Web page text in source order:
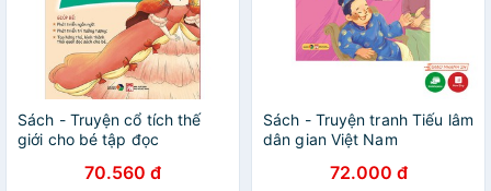
Sách - Truyện cổ tích thế
giới cho bé tập đọc
70.560 đ
Sách - Truyện tranh Tiếu lâm
dân gian Việt Nam
72.000 đ